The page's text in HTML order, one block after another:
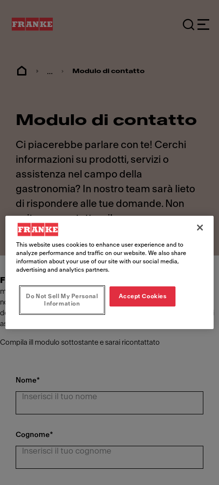
... Modulo di contatto
Modulo di contatto
Ci piacerebbe parlare con te! Cerchi
informazioni su prodotti, servizi o
assistenza nel campo della
gastronomia? In nostro team sarà lieto
di rispondere alle tue domande. Non
esitare a contattarci!
Franke Foodservice Systems
mondiale di concetti di cucina per sistemi gastronomici. Offriamo ai
nostri clienti soluzioni su misura nei settori della pianificazione,
dell'attrezzatura e dell'installazione delle cucine, oltre a un servizio di
assistenza completo.
Compila ill modulo sottostante e sarai ricontattato
Nome*
Cognome*
This website uses cookies to enhance user experience and to
analyze performance and traffic on our website. We also share
information about your use of our site with our social media,
advertising and analytics partners.
Do Not Sell My Personal
Information
Accept Cookies